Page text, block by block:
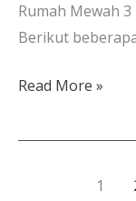
Rumah Mewah
Berikut
Read More »
1